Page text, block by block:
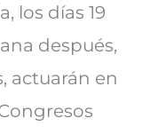
los días 19
después,
actuarán en